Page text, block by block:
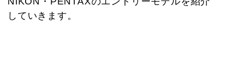
していきます。